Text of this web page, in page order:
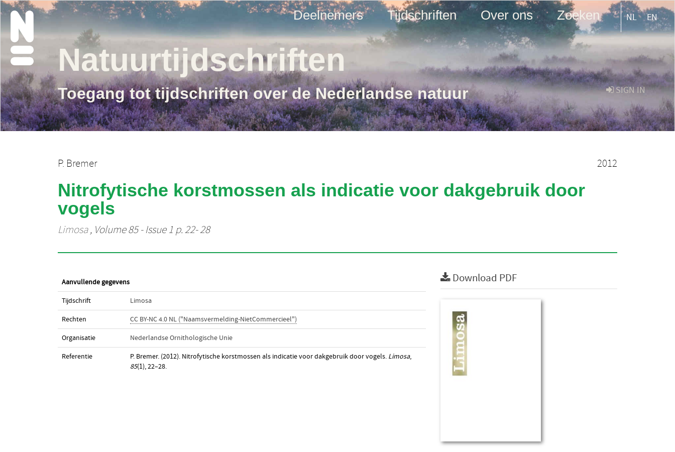
Deelnemers Tijdschriften Over ons Zoeken NL EN
SIGN IN
Natuurtijdschriften
Toegang tot tijdschriften over de Nederlandse natuur
P. Bremer 2012
Nitrofytische korstmossen als indicatie voor dakgebruik door
vogels
Limosa, Volume 85 - Issue 1 p. 22- 28
Aanvullende gegevens
Tijdschrift Limosa
Rechten CC BY-NC 4.0 NL ("Naamsvermelding-NietCommercieel")
Organisatie Nederlandse Ornithologische Unie
Referentie P. Bremer. (2012). Nitrofytische korstmossen als indicatie voor dakgebruik door vogels. Limosa,
85(1), 22–28.
Download PDF